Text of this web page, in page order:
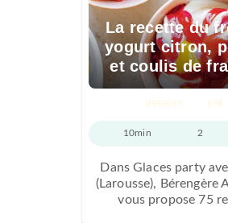
La recette du
yogurt citron,
et coulis de
DESSERT ÉTÉ
10min 2
Dans Glaces party
(Larousse), Bérengère
vous propose 75